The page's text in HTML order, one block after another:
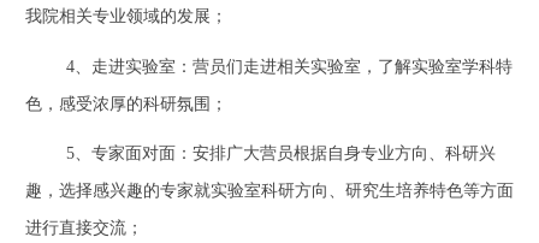
我院相关专业领域的发展；
4、走进实验室：营员们走进相关实验室，了解实验室学科特
色，感受浓厚的科研氛围；
5、专家面对面：安排广大营员根据自身专业方向、科研兴
趣，选择感兴趣的专家就实验室科研方向、研究生培养特色等方面
进行直接交流；